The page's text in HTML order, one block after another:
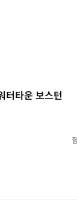
터타운 보스턴
운 보스턴의 호텔 정